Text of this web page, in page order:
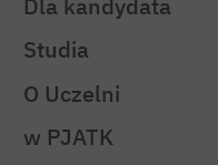
Dla kandydata
Studia
O Uczelni
w PJATK